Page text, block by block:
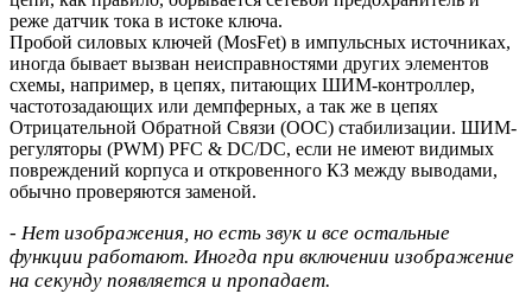
реже датчик тока в истоке ключа.
Пробой силовых ключей (MosFet) в импульсных источниках,
иногда бывает вызван неисправностями других элементов
схемы, например, в цепях, питающих ШИМ-контроллер,
частотозадающих или демпферных, а так же в цепях
Отрицательной Обратной Связи (ООС) стабилизации. ШИМ-
регуляторы (PWM) PFC & DC/DC, если не имеют видимых
повреждений корпуса и откровенного КЗ между выводами,
обычно проверяются заменой.
- Нет изображения, но есть звук и все остальные
функции работают. Иногда при включении изображение
на секунду появляется и пропадает.